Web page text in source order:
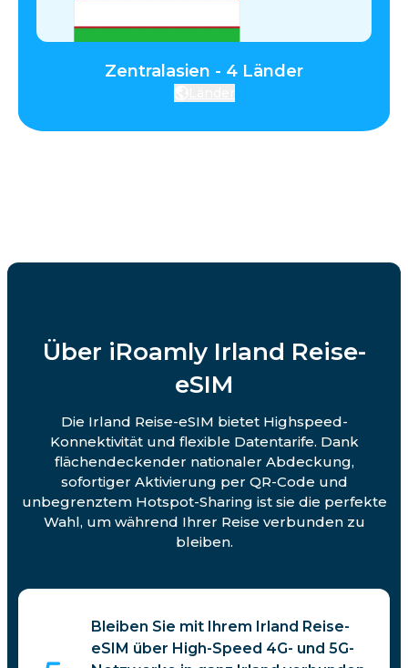
Zentralasien - 4 Länder
Über iRoamly Irland Reise-
eSIM
Die Irland Reise-eSIM bietet Highspeed-
Konnektivität und flexible Datentarife. Dank
flächendeckender nationaler Abdeckung,
sofortiger Aktivierung per QR-Code und
unbegrenztem Hotspot-Sharing ist sie die perfekte
Wahl, um während Ihrer Reise verbunden zu
bleiben.
Bleiben Sie mit Ihrem Irland Reise-
eSIM über High-Speed 4G- und 5G-